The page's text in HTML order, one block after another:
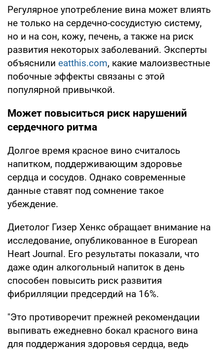
Регулярное употребление вина может влиять
не только на сердечно-сосудистую систему,
но и на сон, кожу, печень, а также на риск
развития некоторых заболеваний. Эксперты
объяснили eatthis.com, какие малоизвестные
побочные эффекты связаны с этой
популярной привычкой.
Может повыситься риск нарушений
сердечного ритма
Долгое время красное вино считалось
напитком, поддерживающим здоровье
сердца и сосудов. Однако современные
данные ставят под сомнение такое
убеждение.
Диетолог Гизер Хенкс обращает внимание на
исследование, опубликованное в European
Heart Journal. Его результаты показали, что
даже один алкогольный напиток в день
способен повысить риск развития
фибрилляции предсердий на 16%.
"Это противоречит прежней рекомендации
выпивать ежедневно бокал красного вина
для поддержания здоровья сердца, ведь